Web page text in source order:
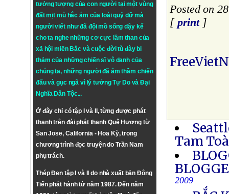
tưởng tượng của con người tại một vùng
đất mịt mù hắc ám của loài quỷ dữ mà
người viết như đã đội mồ sống dậy kể
cho ta nghe những cơ cực lầm than của
xã hội miền Bắc và cuộc đời tù đày bi
thảm của những chiến sĩ vô danh của
chúng ta, những người đã âm thầm chiến
đấu và gục ngã vì lý tưởngTự DovàĐại
Nghĩa Dân Tộc...
Ở đây chỉ có tập I và II, từng được phát
thanh trên đài phát thanh Quê Hương từ
San Jose, California - Hoa Kỳ, trong
chương trình đọc truyện do Trần Nam
phụ trách.
Thép Đen tập I và II do nhà xuất bản Đông
Tiến phát hành từ năm 1987. Đến năm
Posted on
[ print]
Tam Toà
2009